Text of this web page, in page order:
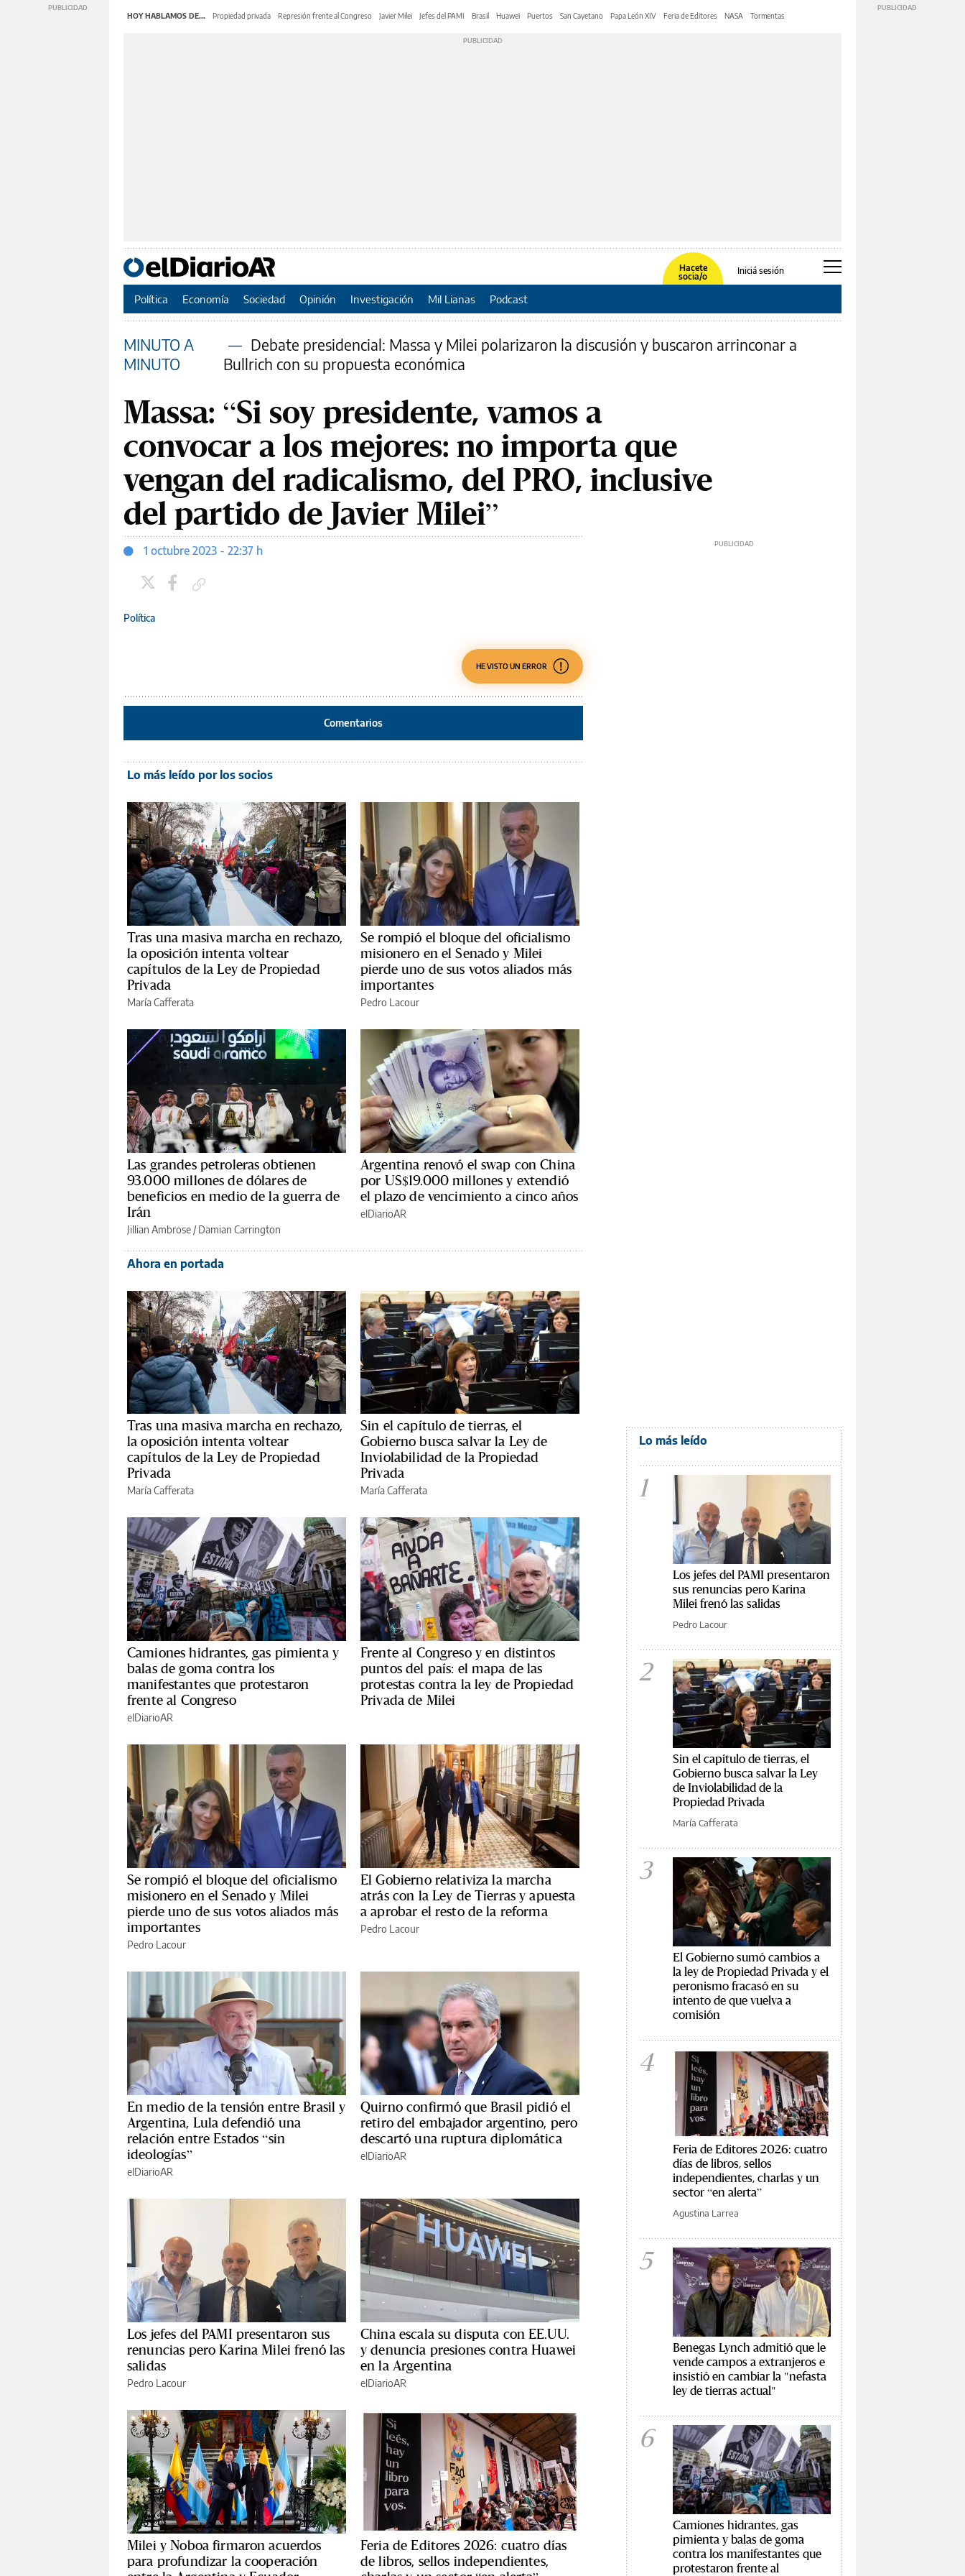
HOY HABLAMOS DE... Propiedad privada Represión frente al Congreso Javier Milei Jefes del PAMI Brasil Huawei Puertos San Cayetano Papa León XIV Feria de Editores NASA Tormentas
Hacete
socia/o
Iniciá sesión
Política Economía Sociedad Opinión Investigación Mil Lianas Podcast
MINUTO A
MINUTO
— Debate presidencial: Massa y Milei polarizaron la discusión y buscaron arrinconar a
Bullrich con su propuesta económica
Massa: “Si soy presidente, vamos a
convocar a los mejores: no importa que
vengan del radicalismo, del PRO, inclusive
del partido de Javier Milei”
1 octubre 2023 - 22:37 h
Política
HE VISTO UN ERROR
Comentarios
Lo más leído por los socios
Tras una masiva marcha en rechazo,
la oposición intenta voltear
capítulos de la Ley de Propiedad
Privada
María Cafferata
Se rompió el bloque del oficialismo
misionero en el Senado y Milei
pierde uno de sus votos aliados más
importantes
Pedro Lacour
Las grandes petroleras obtienen
93.000 millones de dólares de
beneficios en medio de la guerra de
Irán
Jillian Ambrose / Damian Carrington
Argentina renovó el swap con China
por US$19.000 millones y extendió
el plazo de vencimiento a cinco años
elDiarioAR
Ahora en portada
Tras una masiva marcha en rechazo,
la oposición intenta voltear
capítulos de la Ley de Propiedad
Privada
María Cafferata
Sin el capítulo de tierras, el
Gobierno busca salvar la Ley de
Inviolabilidad de la Propiedad
Privada
María Cafferata
Camiones hidrantes, gas pimienta y
balas de goma contra los
manifestantes que protestaron
frente al Congreso
elDiarioAR
Frente al Congreso y en distintos
puntos del país: el mapa de las
protestas contra la ley de Propiedad
Privada de Milei
Se rompió el bloque del oficialismo
misionero en el Senado y Milei
pierde uno de sus votos aliados más
importantes
Pedro Lacour
El Gobierno relativiza la marcha
atrás con la Ley de Tierras y apuesta
a aprobar el resto de la reforma
Pedro Lacour
En medio de la tensión entre Brasil y
Argentina, Lula defendió una
relación entre Estados “sin
ideologías”
elDiarioAR
Quirno confirmó que Brasil pidió el
retiro del embajador argentino, pero
descartó una ruptura diplomática
elDiarioAR
Los jefes del PAMI presentaron sus
renuncias pero Karina Milei frenó las
salidas
Pedro Lacour
China escala su disputa con EE.UU.
y denuncia presiones contra Huawei
en la Argentina
elDiarioAR
Milei y Noboa firmaron acuerdos
para profundizar la cooperación
Feria de Editores 2026: cuatro días
de libros, sellos independientes,
Lo más leído
1
Los jefes del PAMI presentaron
sus renuncias pero Karina
Milei frenó las salidas
Pedro Lacour
2
Sin el capítulo de tierras, el
Gobierno busca salvar la Ley
de Inviolabilidad de la
Propiedad Privada
María Cafferata
3
El Gobierno sumó cambios a
la ley de Propiedad Privada y el
peronismo fracasó en su
intento de que vuelva a
comisión
4
Feria de Editores 2026: cuatro
días de libros, sellos
independientes, charlas y un
sector “en alerta”
Agustina Larrea
5
Benegas Lynch admitió que le
vende campos a extranjeros e
insistió en cambiar la "nefasta
ley de tierras actual"
6
Camiones hidrantes, gas
pimienta y balas de goma
contra los manifestantes que
protestaron frente al